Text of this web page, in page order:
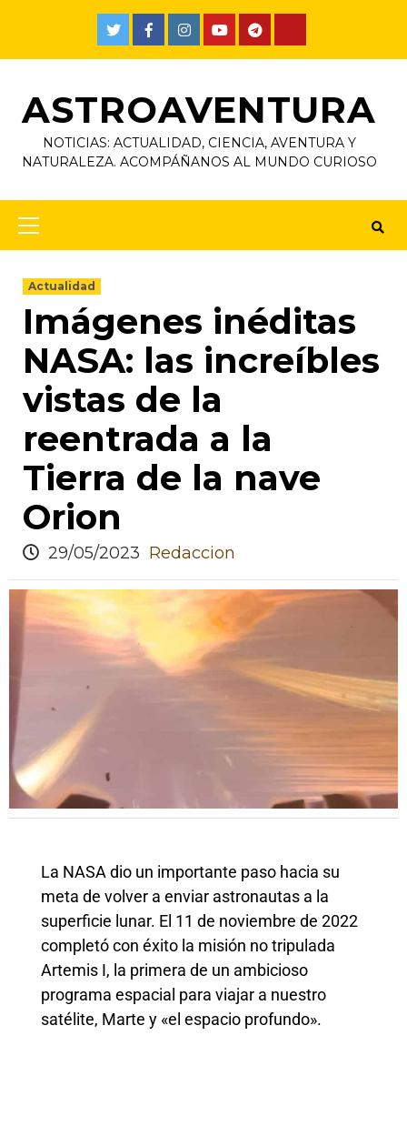
ASTROAVENTURA
NOTICIAS: ACTUALIDAD, CIENCIA, AVENTURA Y
NATURALEZA. ACOMPÁÑANOS AL MUNDO CURIOSO
Actualidad
Imágenes inéditas
NASA: las increíbles
vistas de la
reentrada a la
Tierra de la nave
Orion
29/05/2023 Redaccion
La NASA dio un importante paso hacia su
meta de volver a enviar astronautas a la
superficie lunar. El 11 de noviembre de 2022
completó con éxito la misión no tripulada
Artemis I, la primera de un ambicioso
programa espacial para viajar a nuestro
satélite, Marte y «el espacio profundo».